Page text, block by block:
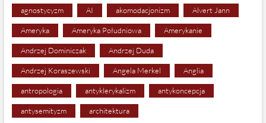
agnostycyzm AI akomodacjonizm Alvert Jann
Ameryka Ameryka Południowa Amerykanie
Andrzej Dominiczak Andrzej Duda
Andrzej Koraszewski Angela Merkel Anglia
antropologia antyklerykalizm antykoncepcja
antysemityzm architektura